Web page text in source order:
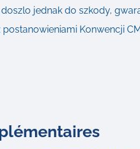
jednak do szkody,
Konwencji